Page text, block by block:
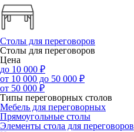
Столы для переговоров
Столы для переговоров
Цена
до 10 000 ₽
от 10 000 до 50 000 ₽
от 50 000 ₽
Типы переговорных столов
Мебель для переговорных
Прямоугольные столы
Элементы стола для переговоров